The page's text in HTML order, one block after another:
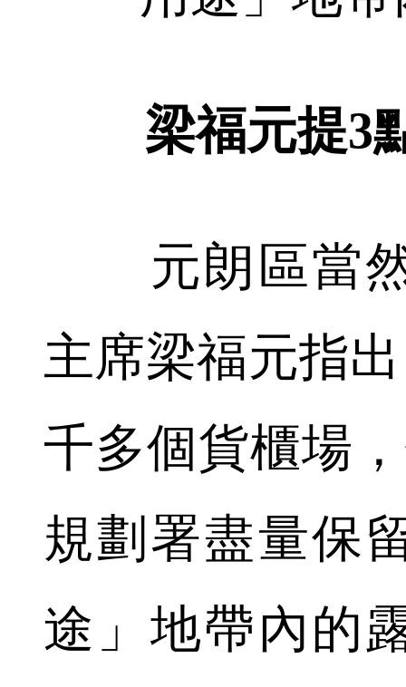
梁福元提3點
元朗區當然
主席梁福元指
千多個貨櫃場
規劃署盡量保
途」地帶內的